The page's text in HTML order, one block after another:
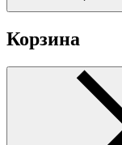
Корзина